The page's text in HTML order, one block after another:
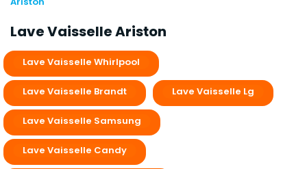
Lave Vaisselle Ariston
Lave Vaisselle Whirlpool
Lave Vaisselle Brandt Lave Vaisselle Lg
Lave Vaisselle Samsung
Lave Vaisselle Candy